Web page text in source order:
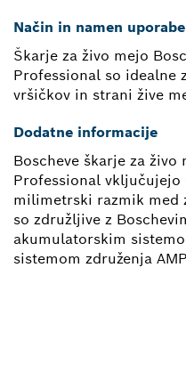
Način in namen uporabe
Škarje za živo mejo
Professional so idealne
vršičkov in strani žive
Dodatne informacije
Boscheve škarje za živo
Professional
milimetrski razmik med
so združljive z
akumulatorskim
sistemom združenja